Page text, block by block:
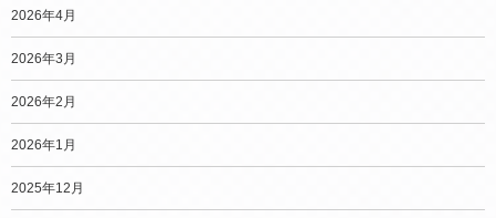
2026年4月
2026年3月
2026年2月
2026年1月
2025年12月